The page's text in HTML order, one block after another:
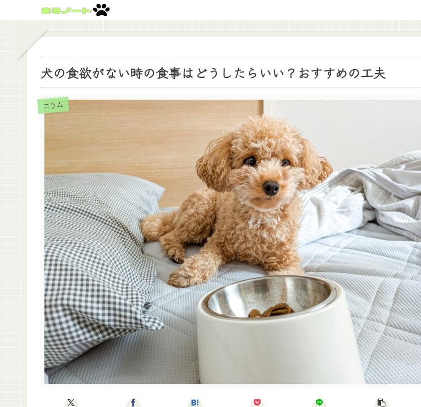
犬の食欲がない時の食事はどうしたらいい？おすすめの工夫
コラム